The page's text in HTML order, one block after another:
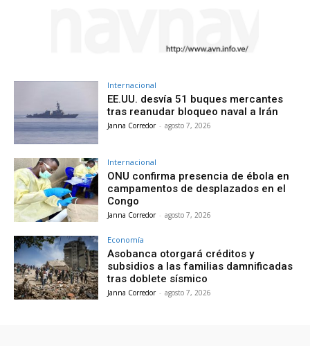
Internacional
EE.UU. desvía 51 buques mercantes
tras reanudar bloqueo naval a Irán
Janna Corredor - agosto 7, 2026
Internacional
ONU confirma presencia de ébola en
campamentos de desplazados en el
Congo
Janna Corredor - agosto 7, 2026
Economía
Asobanca otorgará créditos y
subsidios a las familias damnificadas
tras doblete sísmico
Janna Corredor - agosto 7, 2026